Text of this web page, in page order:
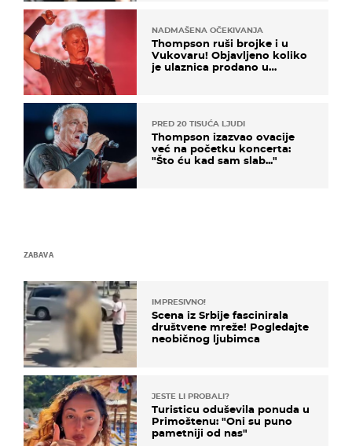
NADMAŠENA OČEKIVANJA
Thompson ruši brojke i u
Vukovaru! Objavljeno koliko
je ulaznica prodano u
PRED 20 TISUĆA LJUDI
Thompson izazvao ovacije
već na početku koncerta:
"Što ću kad sam slab..."
ZABAVA
IMPRESIVNO!
Scena iz Srbije fascinirala
društvene mreže! Pogledajte
neobičnog ljubimca
JESTE LI PROBALI?
Turisticu oduševila ponuda u
Primoštenu: "Oni su puno
pametniji od nas"